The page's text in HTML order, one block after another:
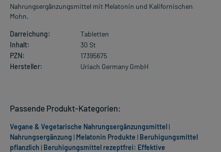
Nahrungsergänzungsmittel mit Melatonin und Kalifornischen
Mohn.
Darreichung:
Tabletten
Inhalt:
30 St
PZN:
17395675
Hersteller:
Uriach Germany GmbH
Passende Produkt-Kategorien:
Vegane & Vegetarische Nahrungsergänzungsmittel|
Nahrungsergänzung | Melatonin Produkte | Beruhigungsmittel
pflanzlich | Beruhigungsmittel rezeptfrei: Effektive